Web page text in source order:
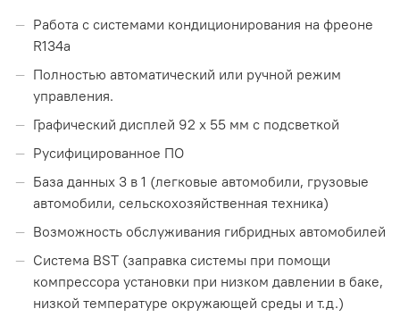
Работа с системами кондиционирования на фреоне
R134а
Полностью автоматический или ручной режим
управления.
Графический дисплей 92 х 55 мм с подсветкой
Русифицированное ПО
База данных 3 в 1 (легковые автомобили, грузовые
автомобили, сельскохозяйственная техника)
Возможность обслуживания гибридных автомобилей
Система BST (заправка системы при помощи
компрессора установки при низком давлении в баке,
низкой температуре окружающей среды и т.д.)